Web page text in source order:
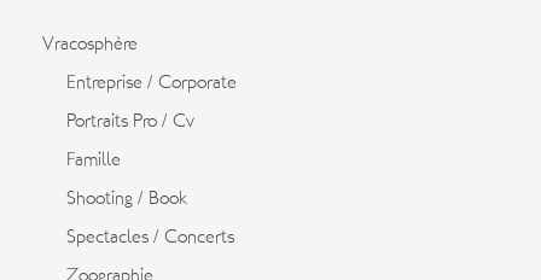
Vracosphère
Entreprise / Corporate
Portraits Pro / Cv
Famille
Shooting / Book
Spectacles / Concerts
Zoographie